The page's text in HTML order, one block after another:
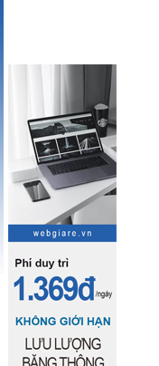
-Hosting đặt tại fpt không